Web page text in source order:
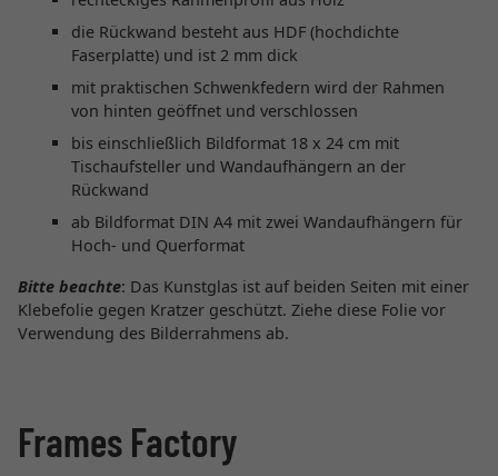
die Rückwand besteht aus HDF (hochdichte
Faserplatte) und ist 2 mm dick
mit praktischen Schwenkfedern wird der Rahmen
von hinten geöffnet und verschlossen
bis einschließlich Bildformat 18 x 24 cm mit
Tischaufsteller und Wandaufhängern an der
Rückwand
ab Bildformat DIN A4 mit zwei Wandaufhängern für
Hoch- und Querformat
Bitte beachte: Das Kunstglas ist auf beiden Seiten mit einer
Klebefolie gegen Kratzer geschützt. Ziehe diese Folie vor
Verwendung des Bilderrahmens ab.
Frames Factory